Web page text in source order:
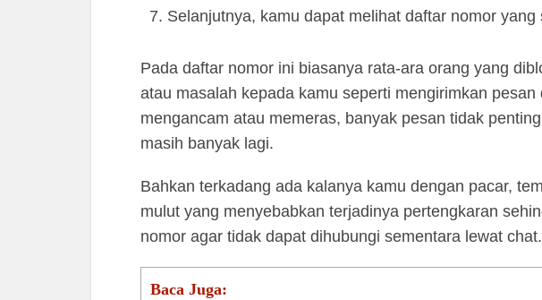
Selanjutnya, kamu dapat melihat daftar nomor yang
Pada daftar nomor ini biasanya rata-ara orang yang
atau masalah kepada kamu seperti mengirimkan pesan
mengancam atau memeras, banyak pesan tidak
masih banyak lagi.
Bahkan terkadang ada kalanya kamu dengan pacar,
mulut yang menyebabkan terjadinya pertengkaran
nomor agar tidak dapat dihubungi sementara lewat chat.
Baca Juga: